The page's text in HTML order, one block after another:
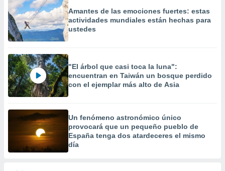
Amantes de las emociones fuertes: estas
actividades mundiales están hechas para
ustedes
"El árbol que casi toca la luna":
encuentran en Taiwán un bosque perdido
con el ejemplar más alto de Asia
Un fenómeno astronómico único
provocará que un pequeño pueblo de
España tenga dos atardeceres el mismo
día